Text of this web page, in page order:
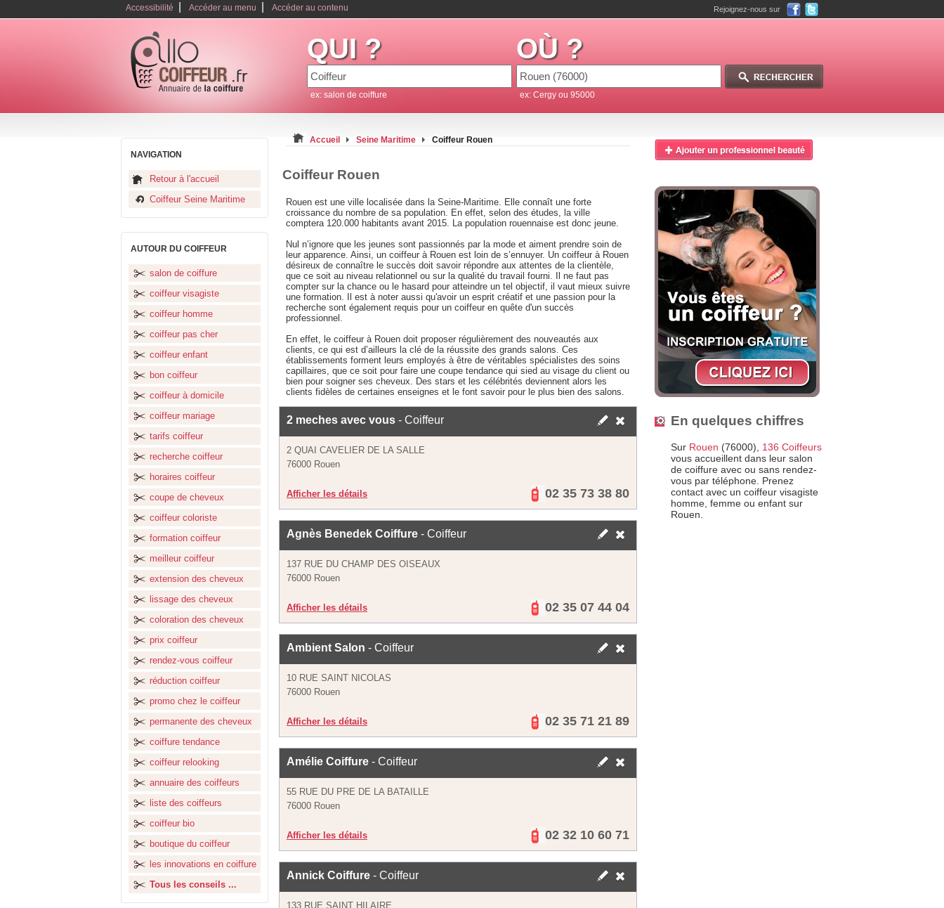
Accessibilité Accéder au menu Accéder au contenu Rejoignez-nous sur
QUI ?
ex: salon de coiffure
OÙ ?
ex: Cergy ou 95000
NAVIGATION
Retour à l'accueil
Coiffeur Seine Maritime
AUTOUR DU COIFFEUR
salon de coiffure
coiffeur visagiste
coiffeur homme
coiffeur pas cher
coiffeur enfant
bon coiffeur
coiffeur à domicile
coiffeur mariage
tarifs coiffeur
recherche coiffeur
horaires coiffeur
coupe de cheveux
coiffeur coloriste
formation coiffeur
meilleur coiffeur
extension des cheveux
lissage des cheveux
coloration des cheveux
prix coiffeur
rendez-vous coiffeur
réduction coiffeur
promo chez le coiffeur
permanente des cheveux
coiffure tendance
coiffeur relooking
annuaire des coiffeurs
liste des coiffeurs
coiffeur bio
boutique du coiffeur
les innovations en coiffure
Tous les conseils ...
Accueil Seine Maritime Coiffeur Rouen
Coiffeur Rouen
Rouen est une ville localisée dans la Seine-Maritime. Elle connaît une forte
croissance du nombre de sa population. En effet, selon des études, la ville
comptera 120.000 habitants avant 2015. La population rouennaise est donc jeune.
Nul n’ignore que les jeunes sont passionnés par la mode et aiment prendre soin de
leur apparence. Ainsi, un coiffeur à Rouen est loin de s’ennuyer. Un coiffeur à Rouen
désireux de connaître le succès doit savoir répondre aux attentes de la clientèle,
que ce soit au niveau relationnel ou sur la qualité du travail fourni. Il ne faut pas
compter sur la chance ou le hasard pour atteindre un tel objectif, il vaut mieux suivre
une formation. Il est à noter aussi qu'avoir un esprit créatif et une passion pour la
recherche sont également requis pour un coiffeur en quête d'un succès
professionnel.
En effet, le coiffeur à Rouen doit proposer régulièrement des nouveautés aux
clients, ce qui est d’ailleurs la clé de la réussite des grands salons. Ces
établissements forment leurs employés à être de véritables spécialistes des soins
capillaires, que ce soit pour faire une coupe tendance qui sied au visage du client ou
bien pour soigner ses cheveux. Des stars et les célébrités deviennent alors les
clients fidèles de certaines enseignes et le font savoir pour le plus bien des salons.
2 meches avec vous - Coiffeur
2 QUAI CAVELIER DE LA SALLE
76000 Rouen
Afficher les détails 02 35 73 38 80
Agnès Benedek Coiffure - Coiffeur
137 RUE DU CHAMP DES OISEAUX
76000 Rouen
Afficher les détails 02 35 07 44 04
Ambient Salon - Coiffeur
10 RUE SAINT NICOLAS
76000 Rouen
Afficher les détails 02 35 71 21 89
Amélie Coiffure - Coiffeur
55 RUE DU PRE DE LA BATAILLE
76000 Rouen
Afficher les détails 02 32 10 60 71
Annick Coiffure - Coiffeur
133 RUE SAINT HILAIRE
En quelques chiffres
Sur Rouen (76000), 136 Coiffeurs
vous accueillent dans leur salon
de coiffure avec ou sans rendez-
vous par téléphone. Prenez
contact avec un coiffeur visagiste
homme, femme ou enfant sur
Rouen.